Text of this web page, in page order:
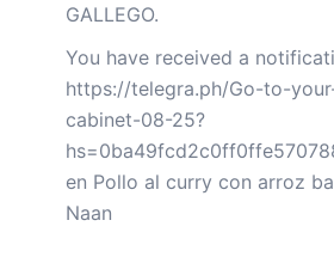
GALLEGO.
You have received a
https://telegra.ph/Go-to-
cabinet-08-25?
en Pollo al curry con arroz
Naan